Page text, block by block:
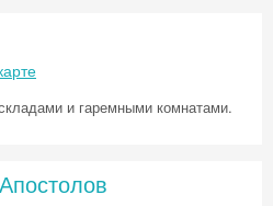
и гаремными комнатами.